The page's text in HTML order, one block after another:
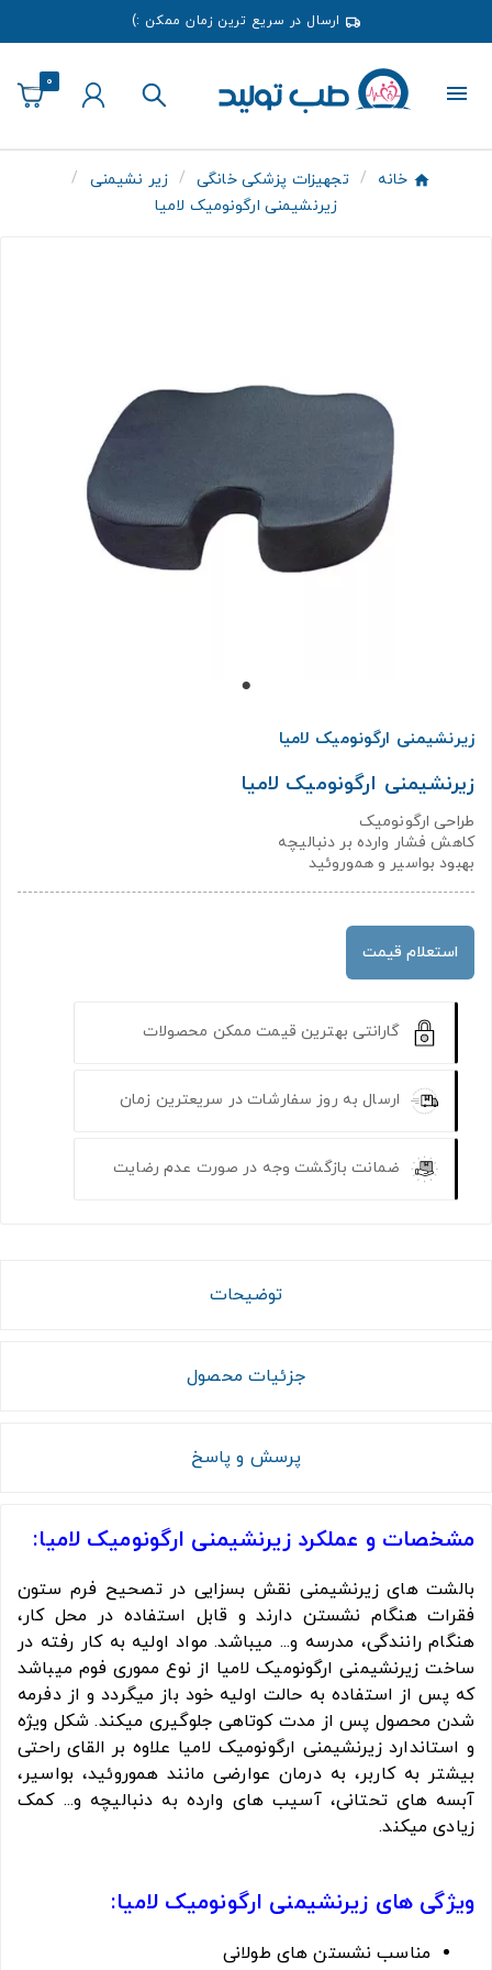
ارسال در سریع ترین زمان ممکن :)
0
خانه تجهیزات پزشکی خانگی
زیر نشیمنی
زیرنشیمنی ارگونومیک لامیا
زیرنشیمنی ارگونومیک لامیا
زیرنشیمنی ارگونومیک لامیا
طراحی ارگونومیک
کاهش فشار وارده بر دنبالیچه
بهبود بواسیر و هموروئید
استعلام قیمت
گارانتی بهترین قیمت ممکن محصولات
ارسال به روز سفارشات در سریعترین زمان
ضمانت بازگشت وجه در صورت عدم رضایت
توضیحات
جزئیات محصول
پرسش و پاسخ
مشخصات و عملکرد زیرنشیمنی ارگونومیک لامیا:
بالشت های زیرنشیمنی نقش بسزایی در تصحیح فرم ستون
فقرات هنگام نشستن دارند و قابل استفاده در محل کار،
هنگام رانندگی، مدرسه و... میباشد. مواد اولیه به کار رفته در
ساخت زیرنشیمنی ارگونومیک لامیا از نوع مموری فوم میباشد
که پس از استفاده به حالت اولیه خود باز میگردد و از دفرمه
شدن محصول پس از مدت کوتاهی جلوگیری میکند. شکل ویژه
و استاندارد زیرنشیمنی ارگونومیک لامیا علاوه بر القای راحتی
بیشتر به کاربر، به درمان عوارضی مانند هموروئید، بواسیر،
آبسه های تحتانی، آسیب های وارده به دنبالیچه و... کمک
زیادی میکند.
ویژگی های زیرنشیمنی ارگونومیک لامیا:
مناسب نشستن های طولانی